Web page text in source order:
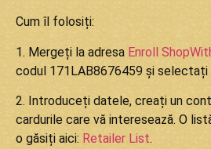
Cum îl folosiți:
1. Mergeți la adresa Enroll
codul 171LAB8676459 și selectați
2. Introduceți datele, creați un
cardurile care vă interesează. O
o găsiți aici: Retailer List.